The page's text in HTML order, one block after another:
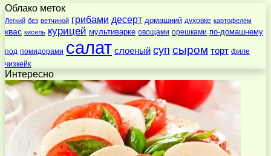
Облако меток
Легкий без ветчиной грибами десерт домашний духовке картофелем
квас кисель курицей мультиварке овощами орешками по-домашнему
под помидорами салат слоеный суп сыром торт филе
чизкейк
Интересно